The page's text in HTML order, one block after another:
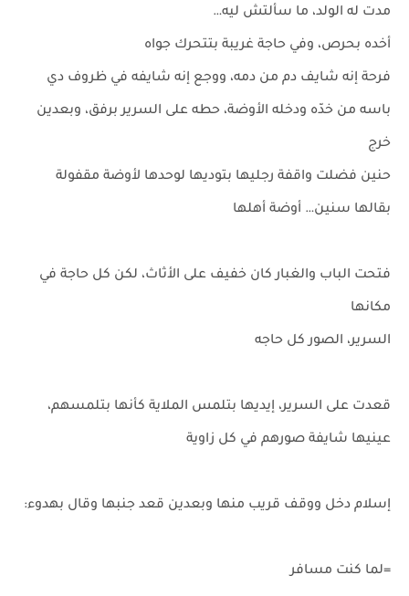
مدت له الولد، ما سألتش ليه…
أخده بحرص، وفي حاجة غريبة بتتحرك جواه
فرحة إنه شايف دم من دمه، ووجع إنه شايفه في ظروف دي
باسه من خدّه ودخله الأوضة، حطه على السرير برفق، وبعدين
خرج
حنين فضلت واقفة رجليها بتوديها لوحدها لأوضة مقفولة
بقالها سنين… أوضة أهلها
فتحت الباب والغبار كان خفيف على الأثاث، لكن كل حاجة في
مكانها
السرير، الصور كل حاجه
قعدت على السرير، إيديها بتلمس الملاية كأنها بتلمسهم،
عينيها شايفة صورهم في كل زاوية
إسلام دخل ووقف قريب منها وبعدين قعد جنبها وقال بهدوء:
=لما كنت مسافر